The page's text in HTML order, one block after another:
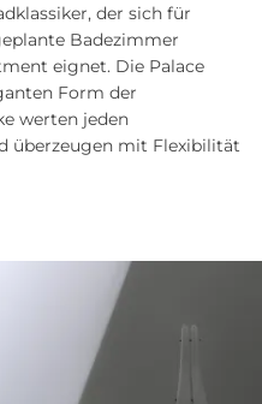
der sich für
Badezimmer
eignet. Die Palace
Form der
werten jeden
überzeugen mit Flexibilität